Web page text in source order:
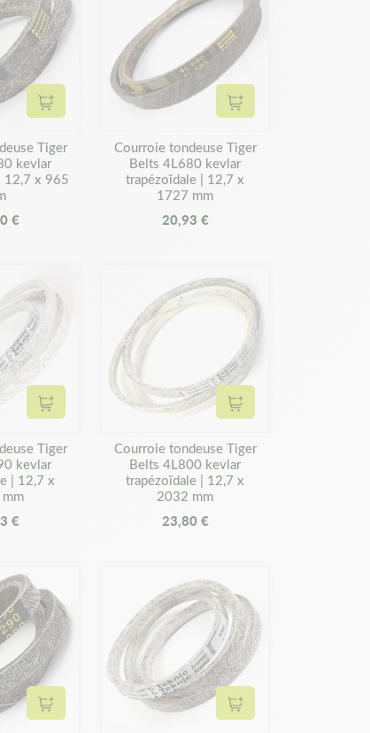
Ajouter au panier
Tiger
kevlar
12,7 x 965
€
Ajouter au panier
Courroie tondeuse Tiger
Belts 4L680 kevlar
trapézoïdale | 12,7 x
1727 mm
20,93 €
Ajouter au panier
Tiger
kevlar
| 12,7 x
€
Ajouter au panier
Courroie tondeuse Tiger
Belts 4L800 kevlar
trapézoïdale | 12,7 x
2032 mm
23,80 €
Ajouter au panier Ajouter au panier